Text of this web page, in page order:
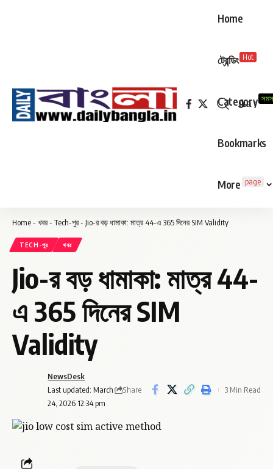
Home
ট্রেন্ডিং Hot
Category
Bookmarks
More page
Font
Aa
Home- খবর- Tech-পুর- Jio-র বড় ধামাকা: মাত্র ₹44-এ 365 দিনের SIM Validity
TECH-পুর খবর
Jio-র বড় ধামাকা: মাত্র ₹44-
এ 365 দিনের SIM
Validity
Last updated: March
24, 2026 12:34 pm
NewsDesk
Share
3 Min Read